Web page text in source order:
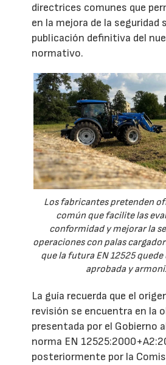
directrices comunes que
en la mejora de la seguridad
publicación definitiva del
normativo.
Los fabricantes pretenden
común que facilite las
conformidad y mejorar la
operaciones con palas
que la futura EN 12525
aprobada y
La guía recuerda que el
revisión se encuentra en la
presentada por el Gobierno
norma EN
posteriormente por la